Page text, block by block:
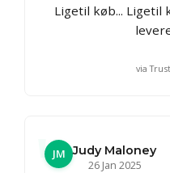
Ligetil køb...
via
JM Judy Maloney
26 Jan 2025